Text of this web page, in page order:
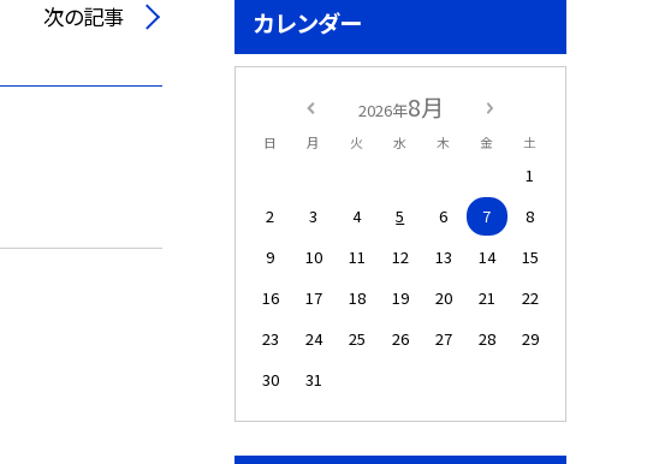
次の記事 カレンダー
2026年8月
日 月 火 水 木 金 土
1
2
3 4 5 6 7
8
9
10 11 12 13 14
15
16
17 18 19 20 21
22
23
24 25 26 27 28
29
30
31